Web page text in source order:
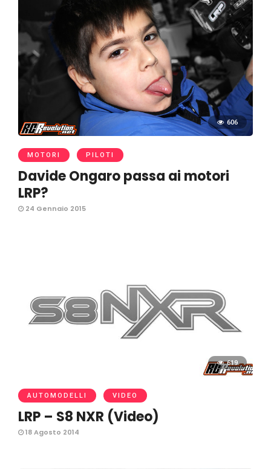
606
MOTORI PILOTI
Davide Ongaro passa ai motori
LRP?
24 Gennaio 2015
619
AUTOMODELLI VIDEO
LRP – S8 NXR (Video)
18 Agosto 2014